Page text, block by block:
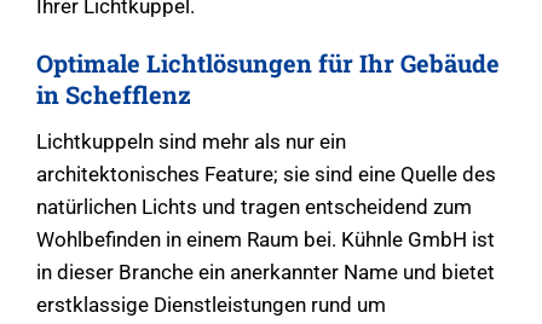
Ihrer Lichtkuppel.
Optimale Lichtlösungen für Ihr Gebäude
in Schefflenz
Lichtkuppeln sind mehr als nur ein
architektonisches Feature; sie sind eine Quelle des
natürlichen Lichts und tragen entscheidend zum
Wohlbefinden in einem Raum bei. Kühnle GmbH ist
in dieser Branche ein anerkannter Name und bietet
erstklassige Dienstleistungen rund um